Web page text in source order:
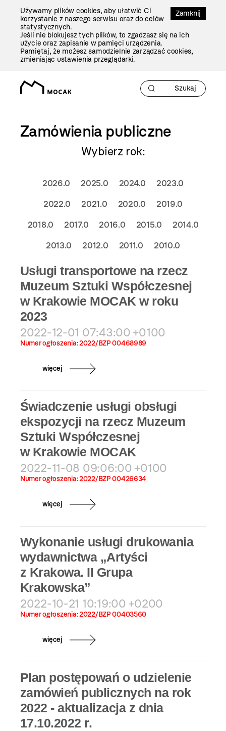
Zamknij
Używamy plików cookies, aby ułatwić Ci
korzystanie z naszego serwisu oraz do celów
statystycznych.
Jeśli nie blokujesz tych plików, to zgadzasz się na ich
użycie oraz zapisanie w pamięci urządzenia.
Pamiętaj, że możesz samodzielnie zarządzać cookies,
zmieniając ustawienia przeglądarki.
Zamówienia publiczne
Wybierz rok:
2026.0 2025.0 2024.0 2023.0
2022.0 2021.0 2020.0 2019.0
2018.0 2017.0 2016.0 2015.0 2014.0
2013.0 2012.0 2011.0 2010.0
Usługi transportowe na rzecz
Muzeum Sztuki Współczesnej
w Krakowie MOCAK w roku
2023
2022-12-01 07:43:00 +0100
Numer ogłoszenia: 2022/BZP 00468989
więcej
Świadczenie usługi obsługi
ekspozycji na rzecz Muzeum
Sztuki Współczesnej
w Krakowie MOCAK
2022-11-08 09:06:00 +0100
Numer ogłoszenia: 2022/BZP 00426634
więcej
Wykonanie usługi drukowania
wydawnictwa „Artyści
z Krakowa. II Grupa
Krakowska”
2022-10-21 10:19:00 +0200
Numer ogłoszenia: 2022/BZP 00403560
więcej
Plan postępowań o udzielenie
zamówień publicznych na rok
2022 - aktualizacja z dnia
17.10.2022 r.